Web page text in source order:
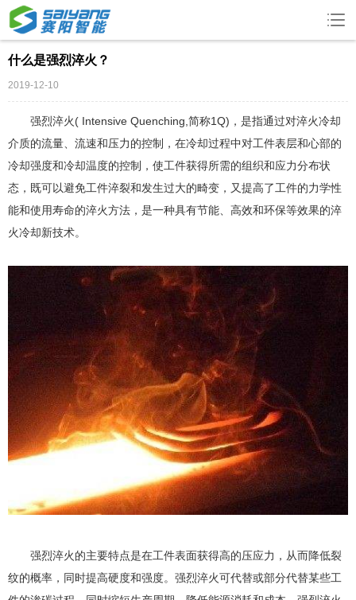
什么是强烈淬火？
2019-12-10
强烈淬火( Intensive Quenching,简称1Q)，是指通过对淬火冷却
介质的流量、流速和压力的控制，在冷却过程中对工件表层和心部的
冷却强度和冷却温度的控制，使工件获得所需的组织和应力分布状
态，既可以避免工件淬裂和发生过大的畸变，又提高了工件的力学性
能和使用寿命的淬火方法，是一种具有节能、高效和环保等效果的淬
火冷却新技术。
强烈淬火的主要特点是在工件表面获得高的压应力，从而降低裂
纹的概率，同时提高硬度和强度。强烈淬火可代替或部分代替某些工